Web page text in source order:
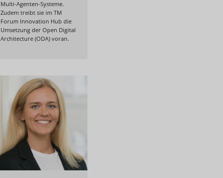
Multi-Agenten-Systeme.
Zudem treibt sie im TM
Forum Innovation Hub die
Umsetzung der Open Digital
Architecture (ODA) voran.